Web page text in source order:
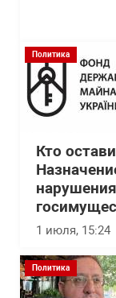
Политика
Кто
1 июля, 15:24
Политика